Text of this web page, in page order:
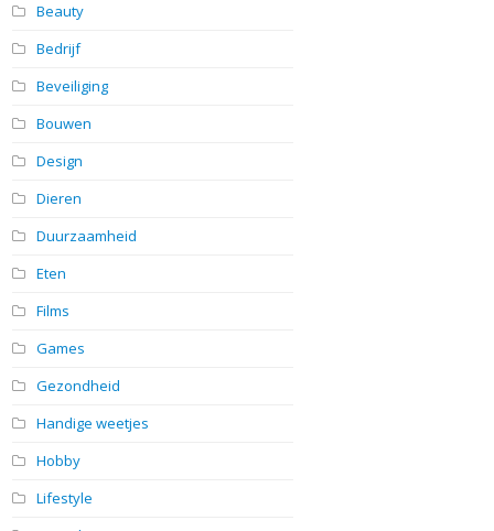
Beauty
Bedrijf
Beveiliging
Bouwen
Design
Dieren
Duurzaamheid
Eten
Films
Games
Gezondheid
Handige weetjes
Hobby
Lifestyle